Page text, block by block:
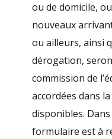
ou de domicile,
nouveaux
ou ailleurs, ainsi
dérogation,
commission de
accordées dans
disponibles.
formulaire est à